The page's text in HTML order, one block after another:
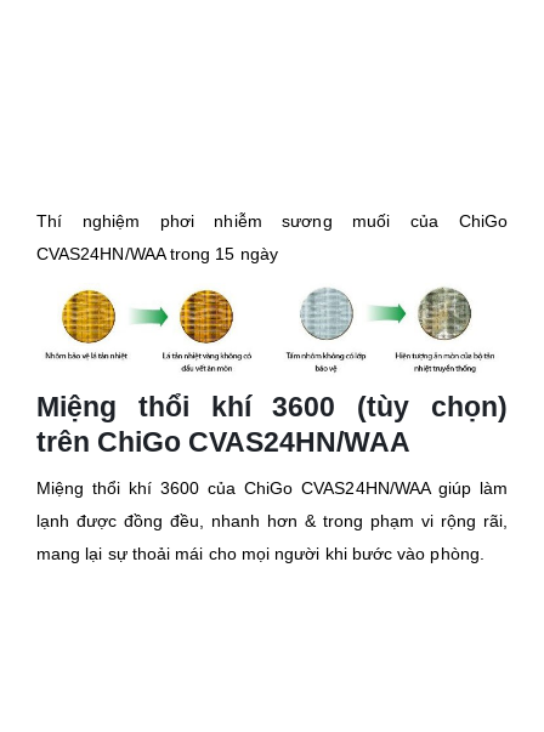
Thí nghiệm phơi nhiễm sương muối của ChiGo
CVAS24HN/WAA trong 15 ngày
Miệng thổi khí 3600 (tùy chọn)
trên ChiGo CVAS24HN/WAA
Miệng thổi khí 3600 của ChiGo CVAS24HN/WAA giúp làm
lạnh được đồng đều, nhanh hơn & trong phạm vi rộng rãi,
mang lại sự thoải mái cho mọi người khi bước vào phòng.